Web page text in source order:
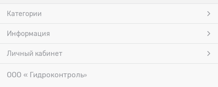
Категории
Информация
Личный кабинет
ООО « Гидроконтроль»